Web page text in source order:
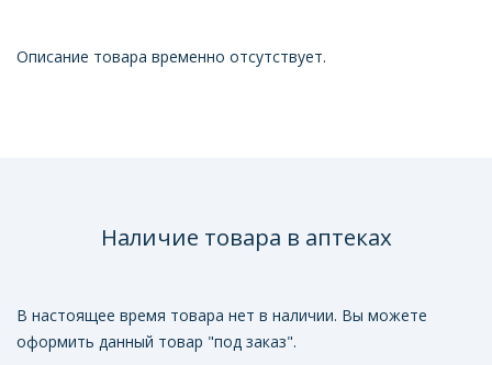
Описание товара временно отсутствует.
Наличие товара в аптеках
В настоящее время товара нет в наличии. Вы можете
оформить данный товар "под заказ".